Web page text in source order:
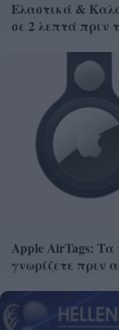
Ελαστικά &
σε 2 λεπτά πριν
Apple AirTags:
γνωρίζετε πριν